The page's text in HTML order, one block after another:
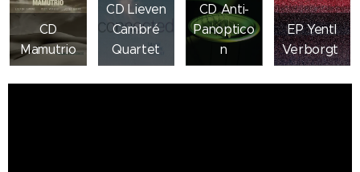
CD
Mamutrio
CD Lieven
Cambré
Quartet
CD Anti-
Panoptico
n
EP Yentl
Verborgt